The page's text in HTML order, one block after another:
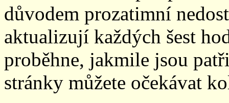
důvodem prozatimní
aktualizují každých šest
proběhne, jakmile jsou
stránky můžete očekávat